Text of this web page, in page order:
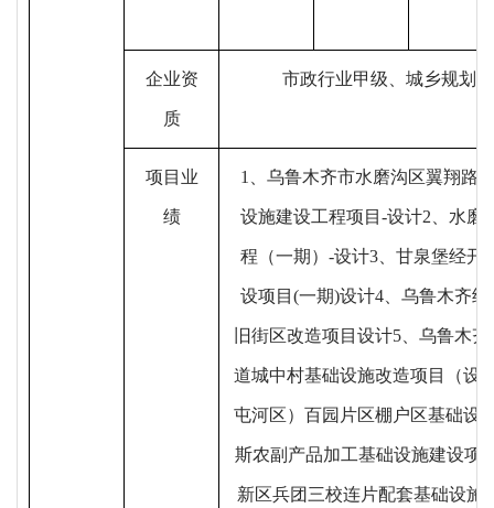
企业资
质
市政行业甲级、城乡规划
项目业
绩
1、乌鲁木齐市水磨沟区翼翔路
设施建设工程项目-设计2、水磨
程（一期）-设计3、甘泉堡经开
设项目(一期)设计4、乌鲁木齐
旧街区改造项目设计5、乌鲁木
道城中村基础设施改造项目（设
屯河区）百园片区棚户区基础设
斯农副产品加工基础设施建设项
新区兵团三校连片配套基础设施